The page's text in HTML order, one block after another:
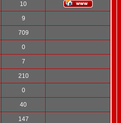
10
9
709
0
7
210
0
40
147